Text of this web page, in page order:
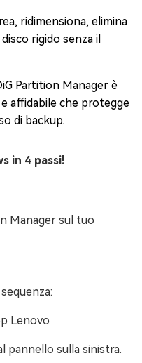
ridimensiona, elimina
rigido senza il
Partition Manager è
affidabile che protegge
di backup.
in 4 passi!
Manager sul tuo
Lenovo.
pannello sulla sinistra.